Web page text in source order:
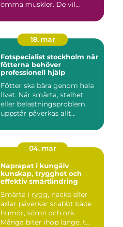
ömma muskler. De vil...
18. mar
Fotspecialist stockholm när
fötterna behöver
professionell hjälp
Fötter ska bära genom hela
livet. När smärta, stelhet
eller belastningsproblem
uppstår påverkas allt...
04. mar
Naprapat i kungälv
kunskap, trygghet och
effektiv smärtlindring
Smärta i rygg, nacke eller
axlar påverkar snabbt både
humör, sömn och ork.
Många biter ihop länge, t...